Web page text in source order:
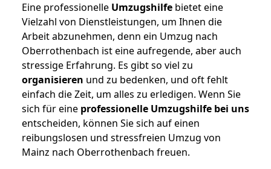
Eine professionelle Umzugshilfe bietet eine
Vielzahl von Dienstleistungen, um Ihnen die
Arbeit abzunehmen, denn ein Umzug nach
Oberrothenbach ist eine aufregende, aber auch
stressige Erfahrung. Es gibt so viel zu
organisieren und zu bedenken, und oft fehlt
einfach die Zeit, um alles zu erledigen. Wenn Sie
sich für eine professionelle Umzugshilfe bei uns
entscheiden, können Sie sich auf einen
reibungslosen und stressfreien Umzug von
Mainz nach Oberrothenbach freuen.